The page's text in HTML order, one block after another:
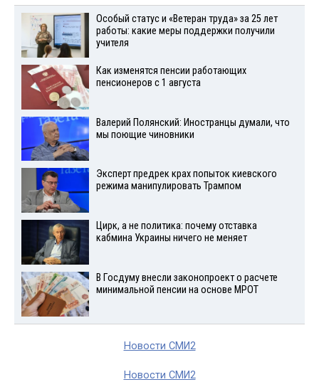
Особый статус и «Ветеран труда» за 25 лет
работы: какие меры поддержки получили
учителя
Как изменятся пенсии работающих
пенсионеров с 1 августа
Валерий Полянский: Иностранцы думали, что
мы поющие чиновники
Эксперт предрек крах попыток киевского
режима манипулировать Трампом
Цирк, а не политика: почему отставка
кабмина Украины ничего не меняет
В Госдуму внесли законопроект о расчете
минимальной пенсии на основе МРОТ
Новости СМИ2
Новости СМИ2